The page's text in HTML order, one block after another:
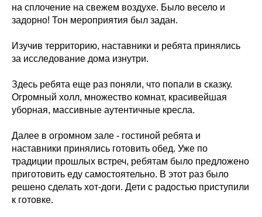
на сплочение на свежем воздухе. Было весело и
задорно! Тон мероприятия был задан.
Изучив территорию, наставники и ребята принялись
за исследование дома изнутри.
Здесь ребята еще раз поняли, что попали в сказку.
Огромный холл, множество комнат, красивейшая
уборная, массивные аутентичные кресла.
Далее в огромном зале - гостиной ребята и
наставники принялись готовить обед. Уже по
традиции прошлых встреч, ребятам было предложено
приготовить еду самостоятельно. В этот раз было
решено сделать хот-доги. Дети с радостью приступили
к готовке.